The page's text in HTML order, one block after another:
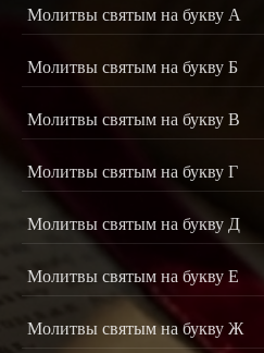
Молитвы святым на букву А
Молитвы святым на букву Б
Молитвы святым на букву В
Молитвы святым на букву Г
Молитвы святым на букву Д
Молитвы святым на букву Е
Молитвы святым на букву Ж